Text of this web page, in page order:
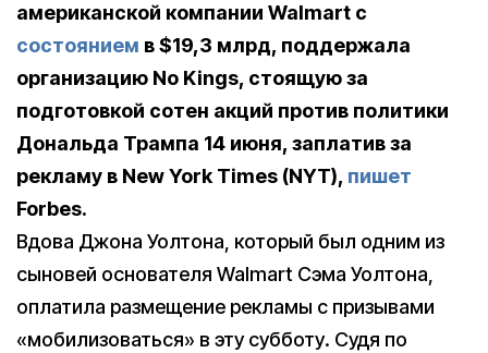
американской компании Walmart с
состоянием в $19,3 млрд, поддержала
организацию No Kings, стоящую за
подготовкой сотен акций против политики
Дональда Трампа 14 июня, заплатив за
рекламу в New York Times (NYT), пишет
Forbes.
Вдова Джона Уолтона, который был одним из
сыновей основателя Walmart Сэма Уолтона,
оплатила размещение рекламы с призывами
«мобилизоваться» в эту субботу. Судя по